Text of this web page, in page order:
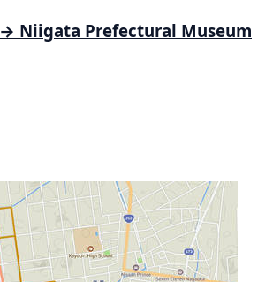
Niigata Prefectural Museum